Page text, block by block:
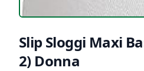
Slip Sloggi Maxi
2) Donna